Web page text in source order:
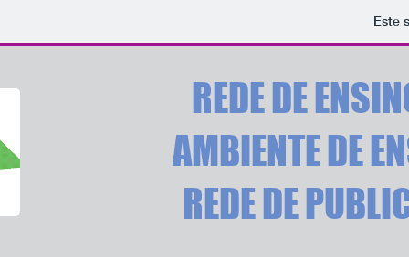
Este
REDE DE
AMBIENTE DE
REDE DE